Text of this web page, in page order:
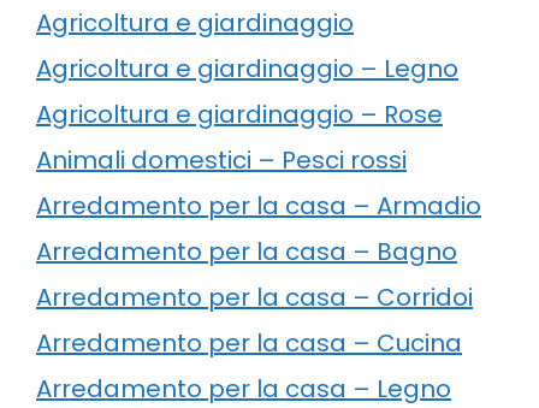
Agricoltura e giardinaggio
Agricoltura e giardinaggio – Legno
Agricoltura e giardinaggio – Rose
Animali domestici – Pesci rossi
Arredamento per la casa – Armadio
Arredamento per la casa – Bagno
Arredamento per la casa – Corridoi
Arredamento per la casa – Cucina
Arredamento per la casa – Legno